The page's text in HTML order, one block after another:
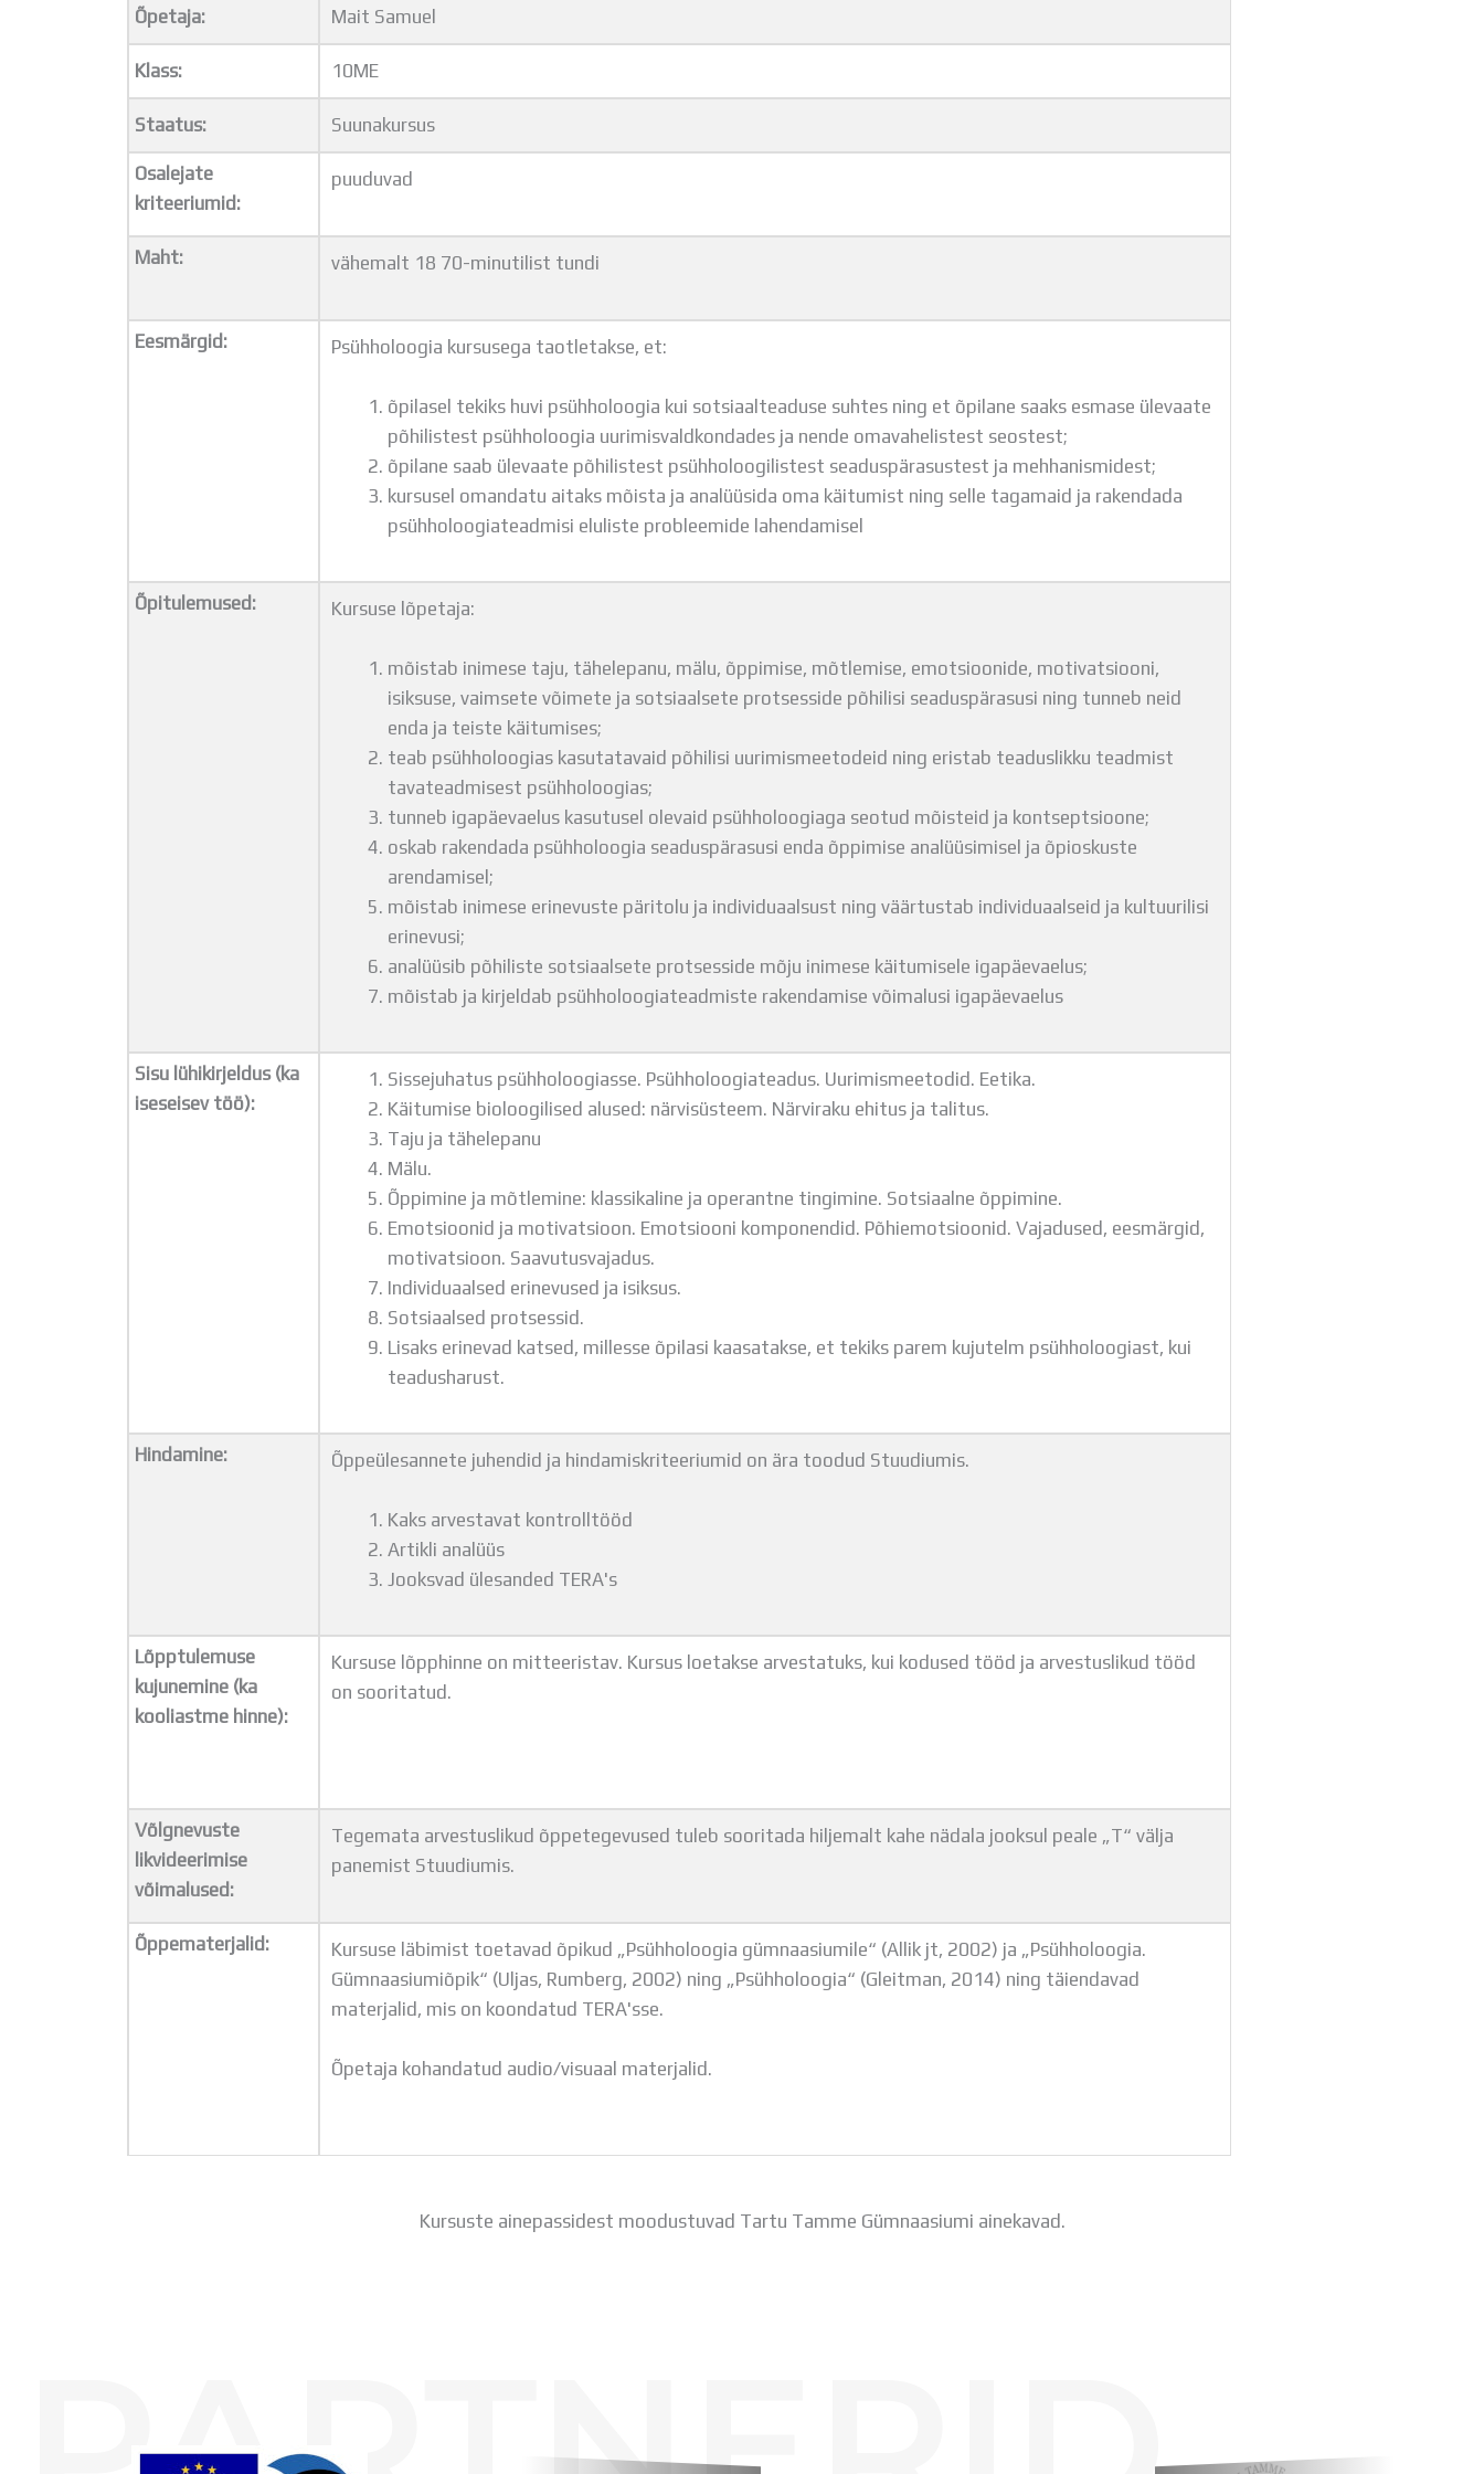
Õpetaja: Mait Samuel
Klass: 10ME
Staatus: Suunakursus
Osalejate
kriteeriumid:
puuduvad
Maht: vähemalt 18 70-minutilist tundi
Eesmärgid: Psühholoogia kursusega taotletakse, et:
õpilasel tekiks huvi psühholoogia kui sotsiaalteaduse suhtes ning et õpilane saaks esmase ülevaate
põhilistest psühholoogia uurimisvaldkondades ja nende omavahelistest seostest;
õpilane saab ülevaate põhilistest psühholoogilistest seaduspärasustest ja mehhanismidest;
kursusel omandatu aitaks mõista ja analüüsida oma käitumist ning selle tagamaid ja rakendada
psühholoogiateadmisi eluliste probleemide lahendamisel
Õpitulemused: Kursuse lõpetaja:
mõistab inimese taju, tähelepanu, mälu, õppimise, mõtlemise, emotsioonide, motivatsiooni,
isiksuse, vaimsete võimete ja sotsiaalsete protsesside põhilisi seaduspärasusi ning tunneb neid
enda ja teiste käitumises;
teab psühholoogias kasutatavaid põhilisi uurimismeetodeid ning eristab teaduslikku teadmist
tavateadmisest psühholoogias;
tunneb igapäevaelus kasutusel olevaid psühholoogiaga seotud mõisteid ja kontseptsioone;
oskab rakendada psühholoogia seaduspärasusi enda õppimise analüüsimisel ja õpioskuste
arendamisel;
mõistab inimese erinevuste päritolu ja individuaalsust ning väärtustab individuaalseid ja kultuurilisi
erinevusi;
analüüsib põhiliste sotsiaalsete protsesside mõju inimese käitumisele igapäevaelus;
mõistab ja kirjeldab psühholoogiateadmiste rakendamise võimalusi igapäevaelus
Sisu lühikirjeldus (ka
iseseisev töö):
Sissejuhatus psühholoogiasse. Psühholoogiateadus. Uurimismeetodid. Eetika.
Käitumise bioloogilised alused: närvisüsteem. Närviraku ehitus ja talitus.
Taju ja tähelepanu
Mälu.
Õppimine ja mõtlemine: klassikaline ja operantne tingimine. Sotsiaalne õppimine.
Emotsioonid ja motivatsioon. Emotsiooni komponendid. Põhiemotsioonid. Vajadused, eesmärgid,
motivatsioon. Saavutusvajadus.
Individuaalsed erinevused ja isiksus.
Sotsiaalsed protsessid.
Lisaks erinevad katsed, millesse õpilasi kaasatakse, et tekiks parem kujutelm psühholoogiast, kui
teadusharust.
Hindamine: Õppeülesannete juhendid ja hindamiskriteeriumid on ära toodud Stuudiumis.
Kaks arvestavat kontrolltööd
Artikli analüüs
Jooksvad ülesanded TERA's
Lõpptulemuse
kujunemine (ka
kooliastme hinne):
Kursuse lõpphinne on mitteeristav. Kursus loetakse arvestatuks, kui kodused tööd ja arvestuslikud tööd
on sooritatud.
Võlgnevuste
likvideerimise
võimalused:
Tegemata arvestuslikud õppetegevused tuleb sooritada hiljemalt kahe nädala jooksul peale „T“ välja
panemist Stuudiumis.
Õppematerjalid:
Kursuse läbimist toetavad õpikud „Psühholoogia gümnaasiumile“ (Allik jt, 2002) ja „Psühholoogia.
Gümnaasiumiõpik“ (Uljas, Rumberg, 2002) ning „Psühholoogia“ (Gleitman, 2014) ning täiendavad
materjalid, mis on koondatud TERA'sse.
Õpetaja kohandatud audio/visuaal materjalid.
Kursuste ainepassidest moodustuvad Tartu Tamme Gümnaasiumi ainekavad.